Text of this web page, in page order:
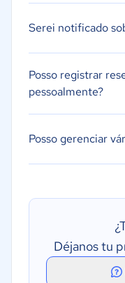
Serei notificado
Posso registrar
pessoalmente?
Posso gerenciar
Déjanos tu